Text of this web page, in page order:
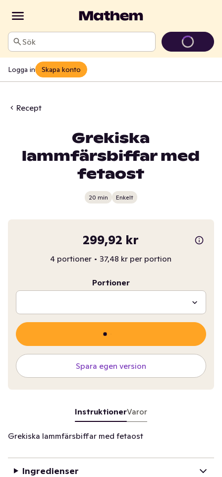
Sök
Logga in Skapa konto
Recept
Grekiska
lammfärsbiffar med
fetaost
20 min Enkelt
299,92 kr
4 portioner • 37,48 kr per portion
Portioner
Spara egen version
InstruktionerVaror
Grekiska lammfärsbiffar med fetaost
Ingredienser